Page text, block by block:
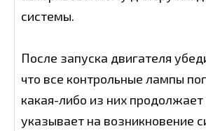
системы.
После запуска двигателя
что все контрольные лампы
какая-либо из них продолжает
указывает на возникновение